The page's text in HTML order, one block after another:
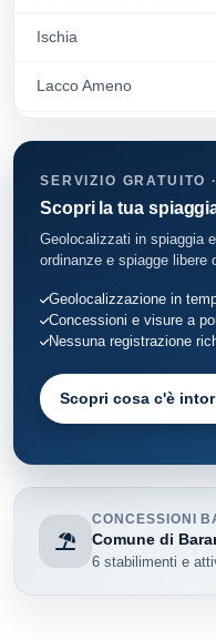
Ischia
Lacco Ameno
Meta
Monte di Procida
Piano di Sorrento
Portici
Ercolano
SERVIZIO GRATUITO
Scopri la tua
Geolocalizzati in spiaggia
ordinanze e spiagge libere
Geolocalizzazione in
Concessioni e visure a
Nessuna registrazione
Scopri cosa c'è
CONCESSIONI
Comune di
6 stabilimenti e